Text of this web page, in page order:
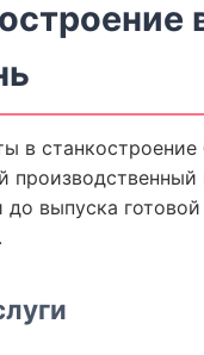
в станкостроение
производственный
до выпуска готовой